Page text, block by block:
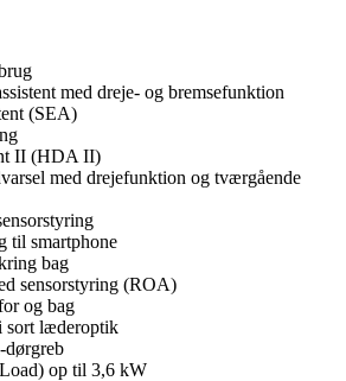
med dreje- og bremsefunktion
(SEA)
II (HDA II)
med drejefunktion og tværgående
til smartphone
bag
sensorstyring (ROA)
og bag
sort læderoptik
dørgreb
op til 3,6 kW